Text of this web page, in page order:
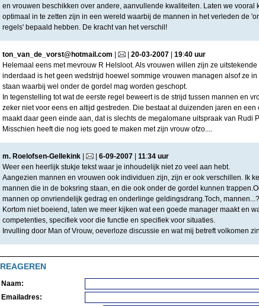
en vrouwen beschikken over andere, aanvullende kwaliteiten. Laten we vooral
optimaal in te zetten zijn in een wereld waarbij de mannen in het verleden de
regels' bepaald hebben. De kracht van het verschil!
ton_van_de_vorst@hotmail.com | 20-03-2007| 19:40 uur
Helemaal eens met mevrouw R Helsloot. Als vrouwen willen zijn ze uitstekende
inderdaad is het geen wedstrijd hoewel sommige vrouwen managen alsof ze in
staan waarbij wel onder de gordel mag worden geschopt.
In tegenstelling tot wat de eerste regel beweert is de strijd tussen mannen en
zeker niet voor eens en altijd gestreden. Die bestaat al duizenden jaren en een
maakt daar geen einde aan, dat is slechts de megalomane uitspraak van Rudi
Misschien heeft die nog iets goed te maken met zijn vrouw ofzo....
m. Roelofsen-Gellekink| | 6-09-2007| 11:34 uur
Weer een heerlijk stukje tekst waar je inhoudelijk niet zo veel aan hebt.
Aangezien mannen en vrouwen ook individuen zijn, zijn er ook verschillen. Ik
mannen die in de boksring staan, en die ook onder de gordel kunnen
mannen op onvriendelijk gedrag en onderlinge geldingsdrang.Toch,
Kortom niet boeiend, laten we meer kijken wat een goede manager maakt en
competenties, specifiek voor die functie en specifiek voor situaties.
Invulling door Man of Vrouw, oeverloze discussie en wat mij betreft volkomen
REAGEREN
Naam:
Emailadres: